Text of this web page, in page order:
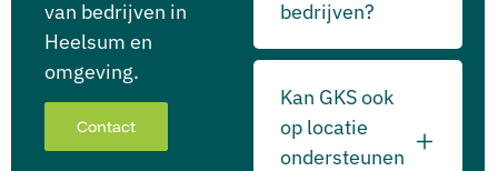
van bedrijven in
Heelsum en
omgeving.
Contact
bedrijven?
Kan GKS ook
op locatie
ondersteunen